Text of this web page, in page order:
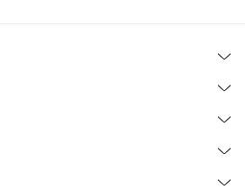
opticien